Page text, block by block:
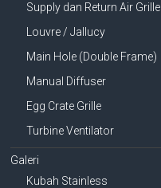
Supply dan Return Air Grille
Louvre / Jallucy
Main Hole (Double Frame)
Manual Diffuser
Egg Crate Grille
Turbine Ventilator
Galeri
Kubah Stainless